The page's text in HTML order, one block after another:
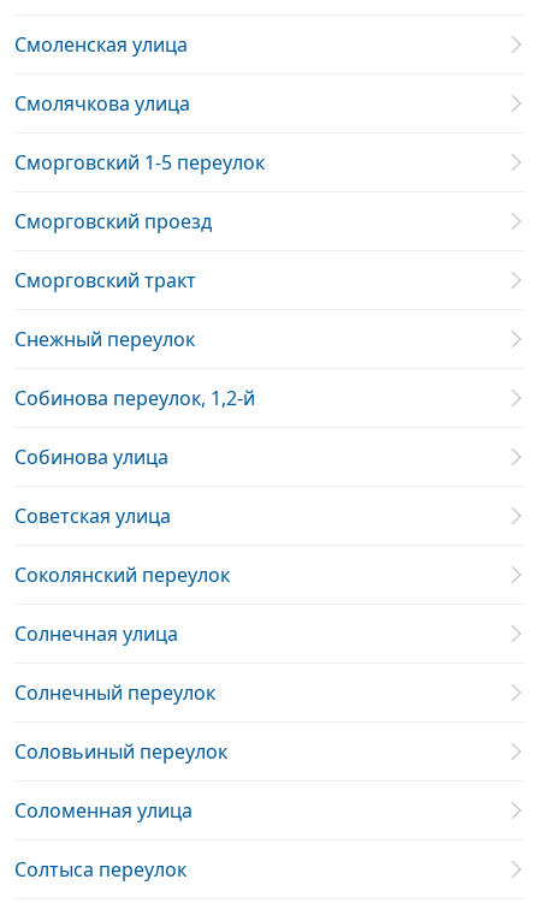
Смоленская улица
Смолячкова улица
Сморговский 1-5 переулок
Сморговский проезд
Сморговский тракт
Снежный переулок
Собинова переулок, 1,2-й
Собинова улица
Советская улица
Соколянский переулок
Солнечная улица
Солнечный переулок
Соловьиный переулок
Соломенная улица
Солтыса переулок